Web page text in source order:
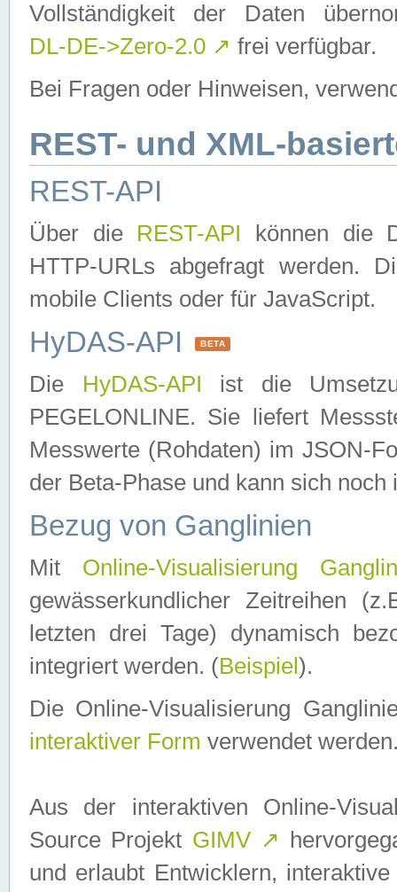
Vollständigkeit der Daten
DL-DE->Zero-2.0 ↗ frei verfügbar.
Bei Fragen oder Hinweisen,
REST- und XML-
REST-API
Über die REST-API können die
HTTP-URLs abgefragt werden.
mobile Clients oder für JavaScript.
HyDAS-API BETA
Die HyDAS-API ist die
PEGELONLINE. Sie liefert
Messwerte (Rohdaten) im JSON-
der Beta-Phase und kann sich noch
Bezug von Ganglinien
Mit Online-Visualisierung
gewässerkundlicher Zeitreihen
letzten drei Tage) dynamisch
integriert werden. (Beispiel ).
Die Online-Visualisierung
interaktiver Form verwendet
Aus der interaktiven Online-
Source Projekt GIMV ↗
und erlaubt Entwicklern,